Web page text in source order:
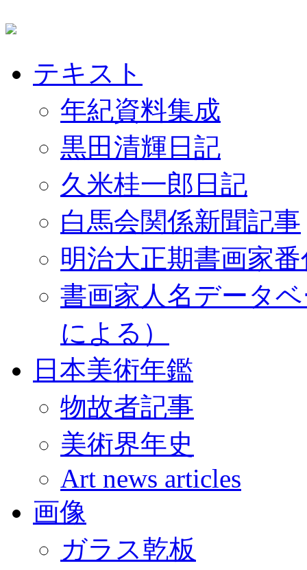
テキスト
年紀資料集成
黒田清輝日記
久米桂一郎日記
白馬会関係新聞記事
明治大正期書画家
書画家人名データ
による）
日本美術年鑑
物故者記事
美術界年史
Art news articles
画像
ガラス乾板